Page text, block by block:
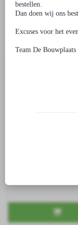
€ 3,99
bestellen.
Dan doen wij ons
Excuses voor het
Team De Bouwplaats